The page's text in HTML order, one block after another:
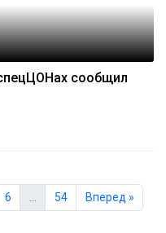
сообщил
6 … 54 Вперед »